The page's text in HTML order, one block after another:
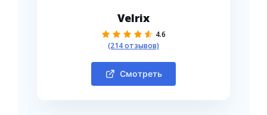
Velrix
4.6
(214 отзывов)
Смотреть